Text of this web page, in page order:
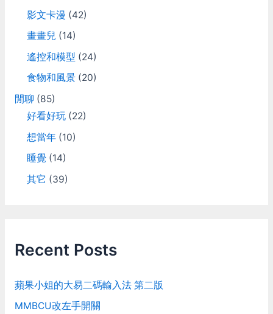
影文卡漫 (42)
畫畫兒 (14)
遙控和模型 (24)
食物和風景(20)
閒聊 (85)
好看好玩(22)
想當年(10)
睡覺(14)
其它 (39)
Recent Posts
蘋果小姐的大易二碼輸入法 第二版
MMBCU改左手開關